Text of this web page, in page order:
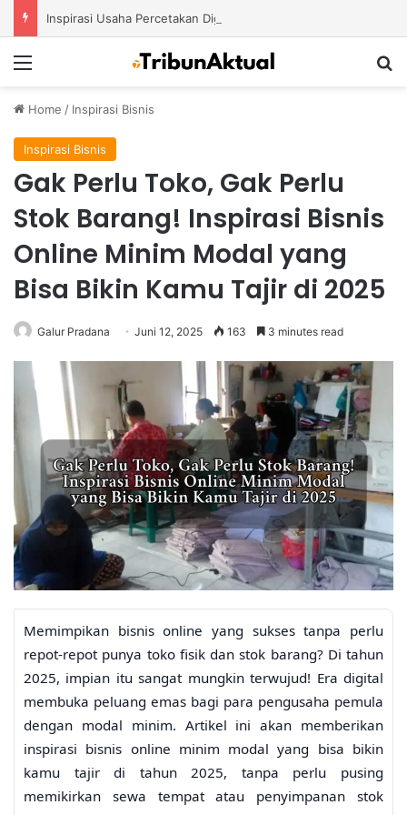
Home / Inspirasi Bisnis
Inspirasi Bisnis
Gak Perlu Toko, Gak Perlu
Stok Barang! Inspirasi Bisnis
Online Minim Modal yang
Bisa Bikin Kamu Tajir di 2025
Galur Pradana Juni 12, 2025 163 3 minutes read
Memimpikan bisnis online yang sukses tanpa perlu
repot-repot punya toko fisik dan stok barang? Di tahun
2025, impian itu sangat mungkin terwujud! Era digital
membuka peluang emas bagi para pengusaha pemula
dengan modal minim. Artikel ini akan memberikan
inspirasi bisnis online minim modal yang bisa bikin
kamu tajir di tahun 2025, tanpa perlu pusing
memikirkan sewa tempat atau penyimpanan stok